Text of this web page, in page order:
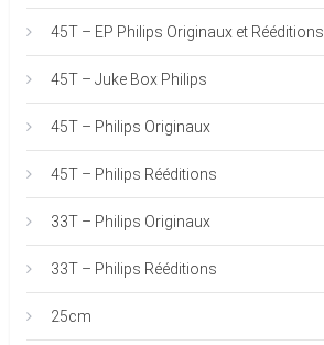
45T – EP Philips Originaux et Rééditions
45T – Juke Box Philips
45T – Philips Originaux
45T – Philips Rééditions
33T – Philips Originaux
33T – Philips Rééditions
25cm